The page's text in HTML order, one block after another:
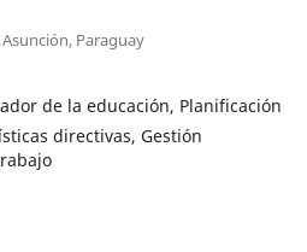
Paraguay
de la educación, Planificación
directivas, Gestión